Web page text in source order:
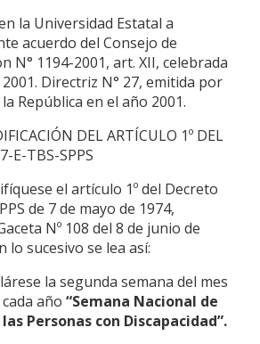
la Universidad Estatal a
acuerdo del Consejo de
N° 1194-2001, art. XII, celebrada
Directriz N° 27, emitida por
República en el año 2001.
DEL ARTÍCULO 1º DEL
E-TBS-SPPS
el artículo 1º del Decreto
de 7 de mayo de 1974,
Nº 108 del 8 de junio de
lo sucesivo se lea así:
la segunda semana del mes
año “Semana Nacional de
Personas con Discapacidad”.